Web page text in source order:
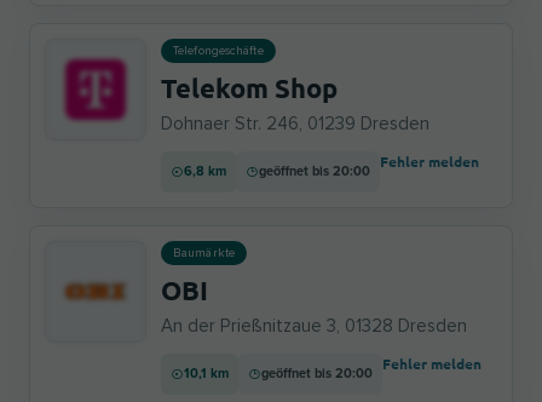
Telefongeschäfte
Telekom Shop
Dohnaer Str. 246, 01239 Dresden
6,8 km geöffnet bis 20:00
Fehler melden
Baumärkte
OBI
An der Prießnitzaue 3, 01328 Dresden
10,1 km geöffnet bis 20:00
Fehler melden